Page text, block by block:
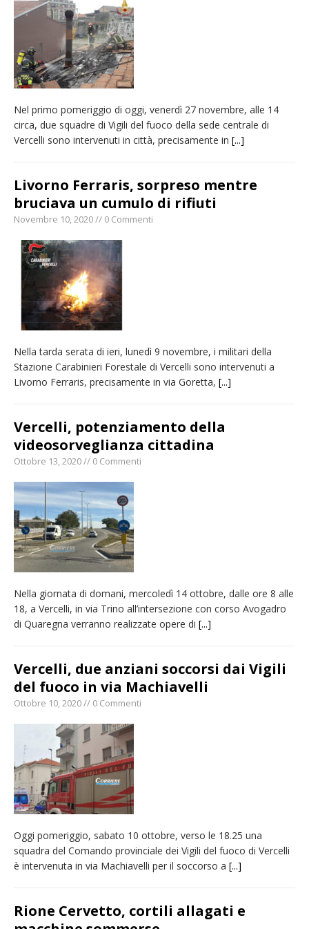
Nuovo fronte delle fiamme: vasto incendio
alle pendici del Monte Barone
Centinaia di vercellesi a Oropa per il
pellegrinaggio diocesano
Intervento dei vigili del fuoco per un
incendio di sterpaglie a Caresanablot
Dieci anni fa l’ingresso a Vercelli
dell’arcivescovo mons. Marco Arnolfo
Nel primo pomeriggio di oggi, venerdì 27 novembre, alle 14
circa, due squadre di Vigili del fuoco della sede centrale di
Vercelli sono intervenuti in città, precisamente in [...]
Livorno Ferraris, sorpreso mentre
bruciava un cumulo di rifiuti
Novembre 10, 2020 // 0 Commenti
Nella tarda serata di ieri, lunedì 9 novembre, i militari della
Stazione Carabinieri Forestale di Vercelli sono intervenuti a
Livorno Ferraris, precisamente in via Goretta, [...]
Vercelli, potenziamento della
videosorveglianza cittadina
Ottobre 13, 2020 // 0 Commenti
Nella giornata di domani, mercoledì 14 ottobre, dalle ore 8 alle
18, a Vercelli, in via Trino all’intersezione con corso Avogadro
di Quaregna verranno realizzate opere di [...]
Vercelli, due anziani soccorsi dai Vigili
del fuoco in via Machiavelli
Ottobre 10, 2020 // 0 Commenti
Oggi pomeriggio, sabato 10 ottobre, verso le 18.25 una
squadra del Comando provinciale dei Vigili del fuoco di Vercelli
è intervenuta in via Machiavelli per il soccorso a [...]
Rione Cervetto, cortili allagati e